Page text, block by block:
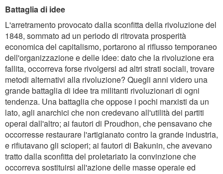
Battaglia di idee
L'arretramento provocato dalla sconfitta della rivoluzione del
1848, sommato ad un periodo di ritrovata prosperità
economica del capitalismo, portarono al riflusso temporaneo
dell'organizzazione e delle idee: dato che la rivoluzione era
fallita, occorreva forse rivolgersi ad altri strati sociali, trovare
metodi alternativi alla rivoluzione? Quegli anni videro una
grande battaglia di idee tra militanti rivoluzionari di ogni
tendenza. Una battaglia che oppose i pochi marxisti da un
lato, agli anarchici che non credevano all'utilità dei partiti
operai dall'altro; ai fautori di Proudhon, che pensavano che
occorresse restaurare l'artigianato contro la grande industria,
e rifiutavano gli scioperi; ai fautori di Bakunin, che avevano
tratto dalla sconfitta del proletariato la convinzione che
occorreva sostituirsi all'azione delle masse operaie ed